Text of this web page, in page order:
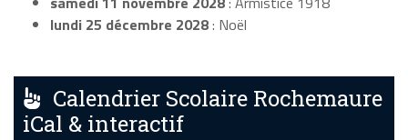
lundi 25 décembre 2028: Noël
Calendrier Scolaire Rochemaure
iCal & interactif